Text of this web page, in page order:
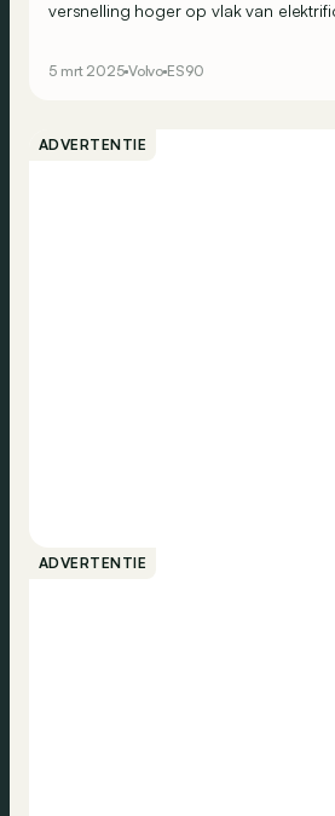
versnelling hoger op vlak van
twijfelaars over de streep wil trekken
break en de ruimte van een SUV
5 mrt 2025 Volvo ES90
ADVERTENTIE
ADVERTENTIE